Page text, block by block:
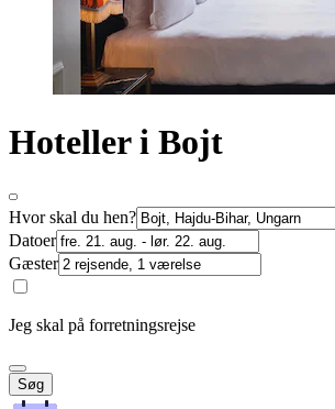
Hoteller i Bojt
Hvor skal du hen?
Datoer
Gæster
Jeg skal på forretningsrejse
Søg